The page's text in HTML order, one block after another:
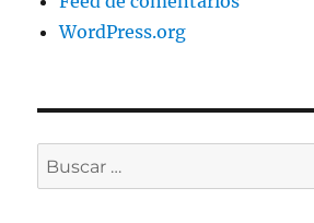
WordPress.org
Buscar
por: